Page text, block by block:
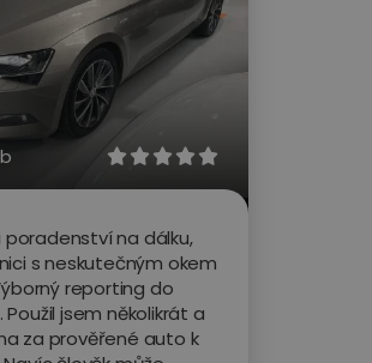
    
poradenství na dálku,
s neskutečným okem
reporting do
jsem několikrát a
za prověřené auto k